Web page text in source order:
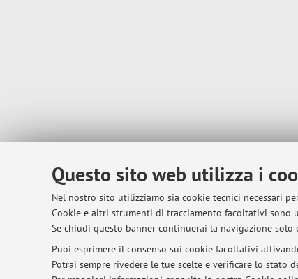
Questo sito web utilizza i
Nel nostro sito utilizziamo sia cookie tecnici necessari
Cookie e altri strumenti di tracciamento facoltativi sono
Se chiudi questo banner continuerai la navigazione solo
Puoi esprimere il consenso sui cookie facoltativi
Potrai sempre rivedere le tue scelte e verificare lo stato